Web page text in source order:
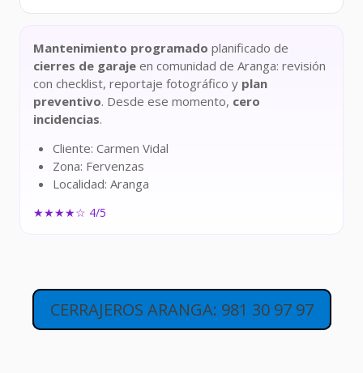
Mantenimiento programado planificado de
cierres de garaje en comunidad de Aranga: revisión
con checklist, reportaje fotográfico y plan
preventivo. Desde ese momento, cero
incidencias.
Cliente: Carmen Vidal
Zona: Fervenzas
Localidad: Aranga
★★★★☆ 4/5
CERRAJEROS ARANGA: 981 30 97 97